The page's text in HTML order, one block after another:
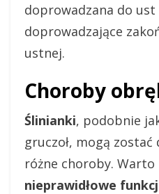
doprowadzana do
doprowadzające
ustnej.
Choroby
Ślinianki, podobnie
gruczoł, mogą
różne choroby. Warto
nieprawidłowe